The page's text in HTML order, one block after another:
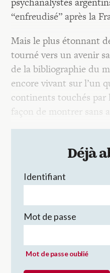
“enfreudisé” après la
Mais le plus étonnant
tourné vers un avenir
de la bibliographie du
encore vivant sur l’un
continents touchés par
façon de montrer sans
Déjà
Identifiant
Mot de passe
Mot de passe oublié